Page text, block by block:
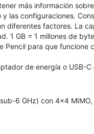
más información
las configuraciones.
diferentes factores. La
1 GB = 1 millones de
Pencil para que
de energía o USB-
6 GHz) con 4x4